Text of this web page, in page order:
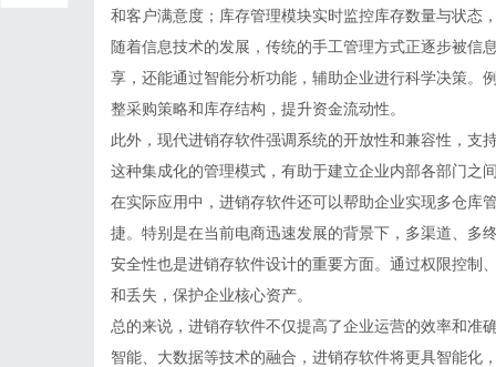
和客户满意度；库存管理模块实时监控库存数量与状态
随着信息技术的发展，传统的手工管理方式正逐步被信
享，还能通过智能分析功能，辅助企业进行科学决策。
整采购策略和库存结构，提升资金流动性。
此外，现代进销存软件强调系统的开放性和兼容性，支
这种集成化的管理模式，有助于建立企业内部各部门之
在实际应用中，进销存软件还可以帮助企业实现多仓库
捷。特别是在当前电商迅速发展的背景下，多渠道、多
安全性也是进销存软件设计的重要方面。通过权限控制
和丢失，保护企业核心资产。
总的来说，进销存软件不仅提高了企业运营的效率和准
智能、大数据等技术的融合，进销存软件将更具智能化